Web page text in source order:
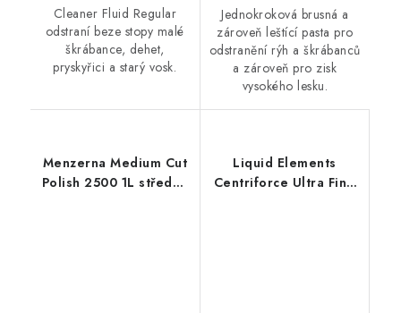
Cleaner Fluid Regular
odstraní beze stopy malé
škrábance, dehet,
pryskyřici a starý vosk.
Jednokroková brusná a
zároveň leštící pasta pro
odstranění rýh a škrábanců
a zároveň pro zisk
vysokého lesku.
Menzerna Medium Cut
Polish 2500 1L středně
Liquid Elements
Centriforce Ultra Fine